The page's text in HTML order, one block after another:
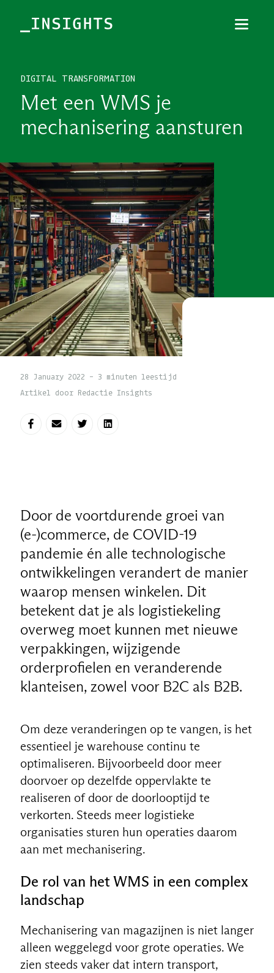
DIGITAL TRANSFORMATION
Met een WMS je
mechanisering aansturen
28 January 2022 - 3 minuten leestijd
Artikel door Redactie Insights
Door de voortdurende groei van
(e-)commerce, de COVID-19
pandemie én alle technologische
ontwikkelingen verandert de manier
waarop mensen winkelen. Dit
betekent dat je als logistiekeling
overweg moet kunnen met nieuwe
verpakkingen, wijzigende
orderprofielen en veranderende
klanteisen, zowel voor B2C als B2B.
Om deze veranderingen op te vangen, is het
essentieel je warehouse continu te
optimaliseren. Bijvoorbeeld door meer
doorvoer op dezelfde oppervlakte te
realiseren of door de doorlooptijd te
verkorten. Steeds meer logistieke
organisaties sturen hun operaties daarom
aan met mechanisering.
De rol van het WMS in een complex
landschap
Mechanisering van magazijnen is niet langer
alleen weggelegd voor grote operaties. We
zien steeds vaker dat intern transport,
TOPICS
PODCAST
NIEUWSBRIEF